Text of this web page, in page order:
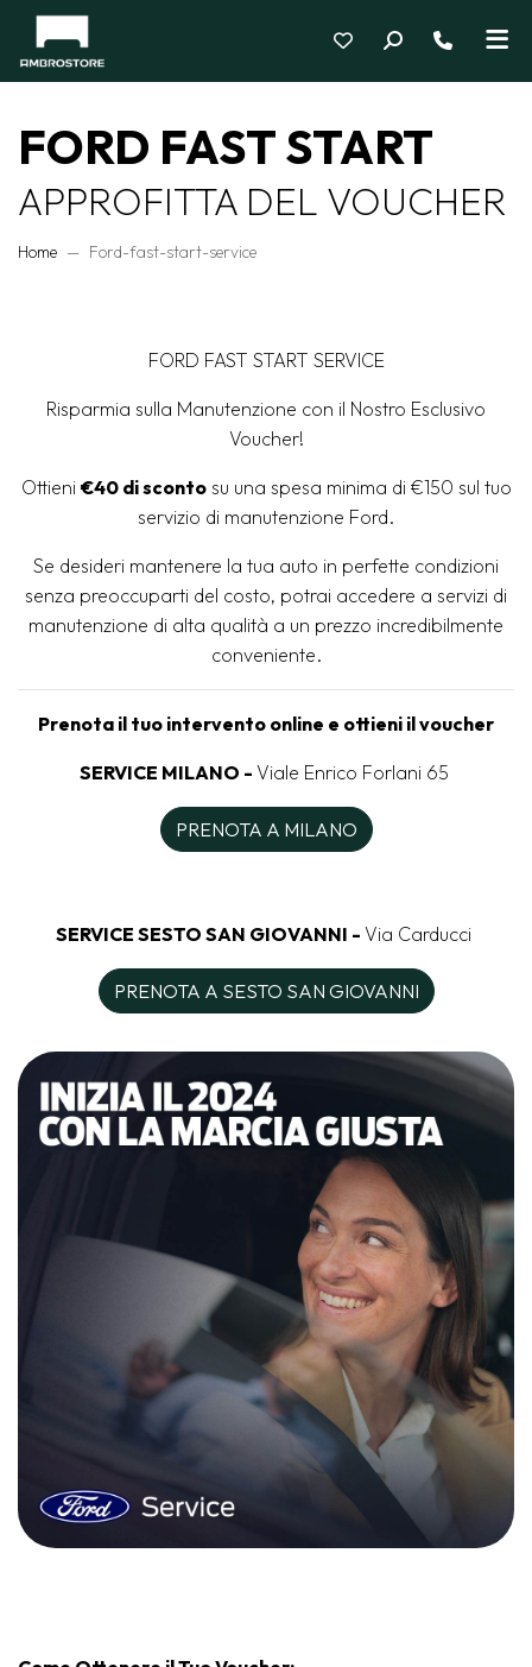
FORD FAST START
APPROFITTA DEL VOUCHER
Home Ford-fast-start-service
FORD FAST START SERVICE
Risparmia sulla Manutenzione con il Nostro Esclusivo
Voucher!
Ottieni €40 di scontosu una spesa minima di €150 sul tuo
servizio di manutenzione Ford.
Se desideri mantenere la tua auto in perfette condizioni
senza preoccuparti del costo, potrai accedere a servizi di
manutenzione di alta qualità a un prezzo incredibilmente
conveniente.
Prenota il tuo intervento online e ottieni il voucher
SERVICE MILANO - Viale Enrico Forlani 65
PRENOTA A MILANO
SERVICE SESTO SAN GIOVANNI - Via Carducci
PRENOTA A SESTO SAN GIOVANNI